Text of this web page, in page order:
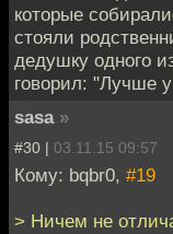
которые
стояли
дедушку одного
говорил: "Лучше
sasa »
#30 | 03.11.15 09:57
Кому: bqbr0, #19
> Ничем не